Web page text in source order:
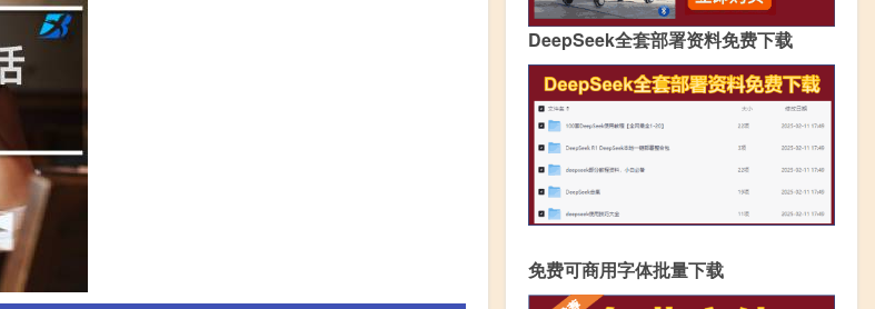
DeepSeek全套部署资料免费下载
免费可商用字体批量下载